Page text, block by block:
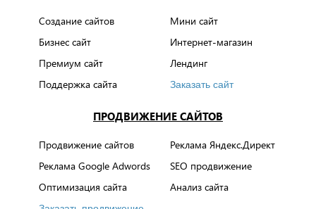
Создание сайтов
Мини сайт
Бизнес сайт
Интернет-магазин
Премиум сайт
Лендинг
Поддержка сайта
Заказать сайт
ПРОДВИЖЕНИЕ САЙТОВ
Продвижение сайтов
Реклама Яндекс.Директ
Реклама Google Adwords
SEO продвижение
Оптимизация сайта
Анализ сайта